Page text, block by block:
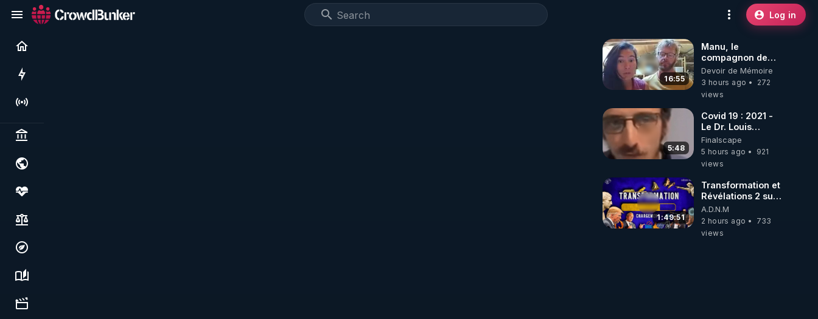
Log in
Live
Politics & institutions
Society, justice & freedoms
Economy, environment & technology
Science, history & spirituality
Culture, media & entertainment
16:55
Manu, le
compagnon de
Kyria, raconte sa
garde à vue
musclée.
Devoir de Mémoire
3 hours ago
272
views
5:48
Covid 19 : 2021 -
Le Dr. Louis
Fouché renverse
le plateau de
CNews !
Finalscape
5 hours ago
921
views
1:49:51
Transformation et
Révélations 2 sur
2 - live du
07/08/26
A.D.N.M
2 hours ago
733
views